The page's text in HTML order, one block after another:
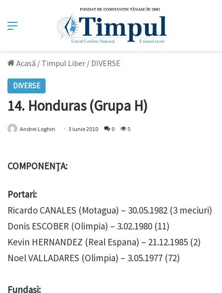
Meniu
Acasă / Timpul Liber / DIVERSE
DIVERSE
14. Honduras (Grupa H)
Andrei Loghin 3 iunie 2010 0 5
COMPONENŢA:
Portari:
Ricardo CANALES (Motagua) – 30.05.1982 (3 meciuri)
Donis ESCOBER (Olimpia) – 3.02.1980 (11)
Kevin HERNANDEZ (Real Espana) – 21.12.1985 (2)
Noel VALLADARES (Olimpia) – 3.05.1977 (72)
Fundaşi: